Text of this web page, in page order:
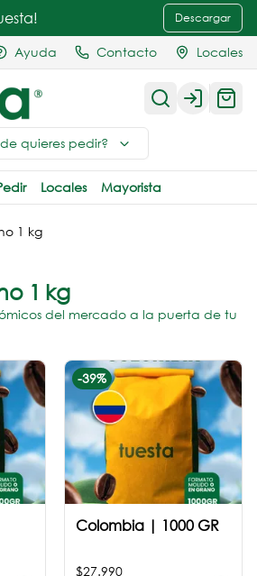
Descargar
Ayuda Contacto Locales
Login
quieres pedir?
Locales Mayorista
1 kg
1 kg
del mercado a la puerta de tu
-39%
Colombia | 1000 GR
$27.990